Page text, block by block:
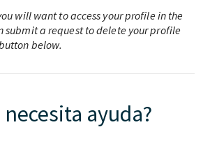
will want to access your profile in the
submit a request to delete your profile
below.
necesita ayuda?